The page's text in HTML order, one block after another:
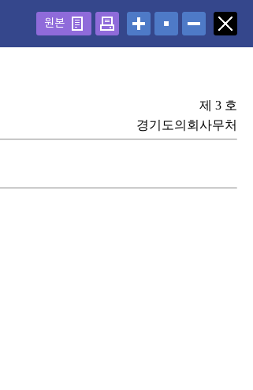
원본
제 3 호
경기도의회사무처